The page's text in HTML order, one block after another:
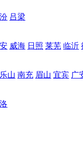
吕梁
威海 日照 莱芜 临沂
乐山 南充 眉山 宜宾 广